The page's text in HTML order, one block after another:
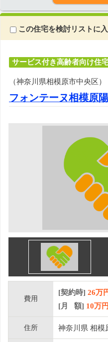
この住宅を検討リストに
サービス付き高齢者向け住
（神奈川県相模原市中央区）
フォンテーヌ相模原
費用
[契約時] 26万
[月 額] 10万円
住所 神奈川県 相模